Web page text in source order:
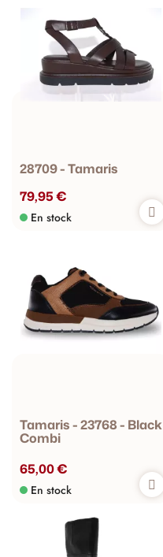
28709 - Tamaris
79,95 €
En stock
Tamaris - 23768 - Black
Combi
65,00 €
En stock